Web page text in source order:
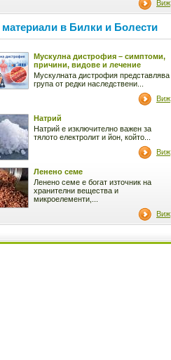
Виж
в Билки и Болести
Мускулна дистрофия – симптоми,
причини, видове и лечение
Мускулната дистрофия представлява
група от редки наследствени...
Виж
Натрий
Натрий е изключително важен за
тялото електролит и йон, който...
Виж
Ленено семе
Ленено семе е богат източник на
хранителни вещества и
микроелементи,...
Виж